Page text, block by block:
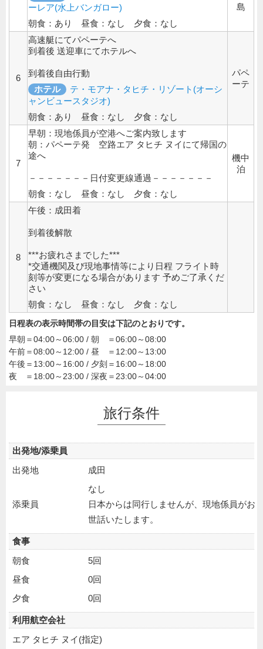
ーレア(水上バンガロー)
朝食：あり 昼食：なし 夕食：なし
島
6
高速艇にてパペーテへ
到着後 送迎車にてホテルへ
到着後自由行動
ホテル
テ・モアナ・タヒチ・リゾート(オーシ
ャンビュースタジオ)
朝食：あり 昼食：なし 夕食：なし
パペ
ーテ
7
早朝：現地係員が空港へご案内致します
朝：パペーテ発 空路エア タヒチ ヌイにて帰国の
途へ
－－－－－－－日付変更線通過－－－－－－－
朝食：なし 昼食：なし 夕食：なし
機中
泊
8
午後：成田着
到着後解散
***お疲れさまでした***
*交通機関及び現地事情等により日程 フライト時
刻等が変更になる場合があります 予めご了承くだ
さい
朝食：なし 昼食：なし 夕食：なし
日程表の表示時間帯の目安は下記のとおりです。
早朝＝04:00～06:00 / 朝 ＝06:00～08:00
午前＝08:00～12:00 / 昼 ＝12:00～13:00
午後＝13:00～16:00 / 夕刻＝16:00～18:00
夜 ＝18:00～23:00 / 深夜＝23:00～04:00
旅行条件
出発地/添乗員
出発地
成田
添乗員
なし
日本からは同行しませんが、現地係員がお
世話いたします。
食事
朝食
5回
昼食
0回
夕食
0回
利用航空会社
エア タヒチ ヌイ(指定)